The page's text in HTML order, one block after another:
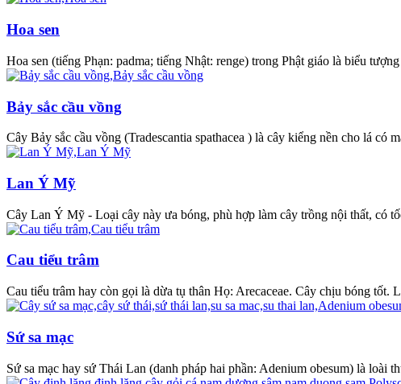
Hoa sen
Hoa sen (tiếng Phạn: padma; tiếng Nhật: renge) trong Phật giáo là biểu
Bảy sắc cầu vồng
Cây Bảy sắc cầu vồng (Tradescantia spathacea ) là cây kiểng nền cho lá có
Lan Ý Mỹ
Cây Lan Ý Mỹ - Loại cây này ưa bóng, phù hợp làm cây trồng nội thất, có
Cau tiểu trâm
Cau tiểu trâm hay còn gọi là dừa tụ thân Họ: Arecaceae. Cây chịu bóng tốt.
Sứ sa mạc
Sứ sa mạc hay sứ Thái Lan (danh pháp hai phần: Adenium obesum) là loài